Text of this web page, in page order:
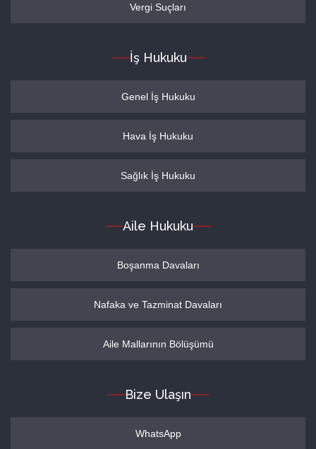
Vergi Suçları
İş Hukuku
Genel İş Hukuku
Hava İş Hukuku
Sağlık İş Hukuku
Aile Hukuku
Boşanma Davaları
Nafaka ve Tazminat Davaları
Aile Mallarının Bölüşümü
Bize Ulaşın
WhatsApp